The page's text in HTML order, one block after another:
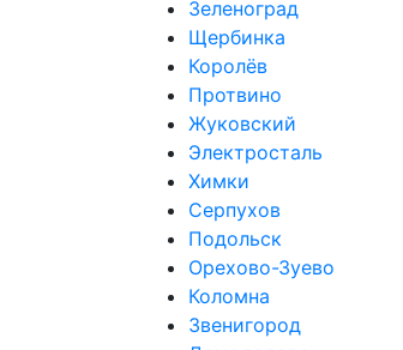
Зеленоград
Щербинка
Королёв
Протвино
Жуковский
Электросталь
Химки
Серпухов
Подольск
Орехово-Зуево
Коломна
Звенигород